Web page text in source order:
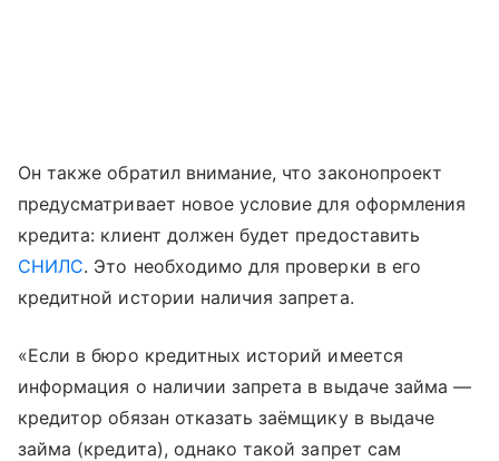
Он также обратил внимание, что законопроект
предусматривает новое условие для оформления
кредита: клиент должен будет предоставить
СНИЛС. Это необходимо для проверки в его
кредитной истории наличия запрета.
«Если в бюро кредитных историй имеется
информация о наличии запрета в выдаче займа —
кредитор обязан отказать заёмщику в выдаче
займа (кредита), однако такой запрет сам